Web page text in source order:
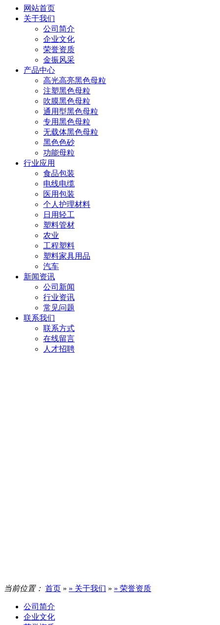
网站首页
关于我们
公司简介
企业文化
荣誉资质
金振风采
产品中心
高光高亮黑色母粒
注塑黑色母粒
吹膜黑色母粒
通用型黑色母粒
专用黑色母粒
无载体黑色母粒
黑色色砂
功能母粒
行业应用
食品包装
电线电缆
医用包装
个人护理材料
日用轻工
塑料管材
农业
工程塑料
塑料家具用品
汽车
新闻资讯
公司新闻
行业资讯
常见问题
联系我们
联系方式
在线留言
人才招聘
当前位置： 首页 » » 关于我们 » » 荣誉资质
公司简介
企业文化